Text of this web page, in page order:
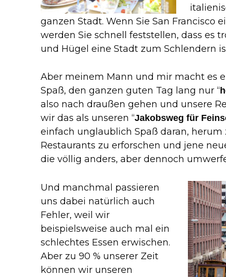
ganzen Stadt. Wenn Sie San Francisco
werden Sie schnell feststellen, dass es
und Hügel eine Stadt zum Schlendern
Aber meinem Mann und mir macht es
Spaß, den ganzen guten Tag lang nur “
also nach draußen gehen und unsere
wir das als unseren “Jakobsweg für
einfach unglaublich Spaß daran, herum
Restaurants zu erforschen und jene
die völlig anders, aber dennoch
Und manchmal passieren
uns dabei natürlich auch
Fehler, weil wir
beispielsweise auch mal ein
schlechtes Essen erwischen.
Aber zu 90 % unserer Zeit
können wir unseren